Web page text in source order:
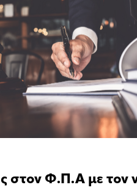
στον Φ.Π.Α με τον